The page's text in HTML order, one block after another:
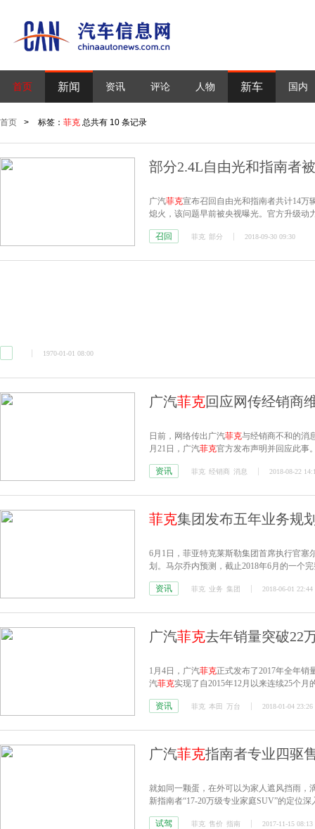
首页 新闻 资讯 评论 人物 新车 国内
首页 > 标签： 菲克 总共有 10 条记录
部分2.4L自由光和指南者
广汽菲克宣布召回自由光和指南者共计14万
熄火，该问题早前被央视曝光。官方升级动
召回
菲克 部分 2018-09-30 09:30
1970-01-01 08:00
广汽菲克回应网传经销商
日前，网络传出广汽菲克与经销商不和的消
月21日，广汽菲克官方发布声明并回应此事
资讯 菲克 经销商 消息 2018-08-22
菲克集团发布五年业务规
6月1日，菲亚特克莱斯勒集团首席执行官塞
划。马尔乔内预测，截止2018年6月的一个
资讯 菲克 业务 集团 2018-06-01 22:44
广汽菲克去年销量突破22
1月4日，广汽菲克正式发布了2017年全年销
汽菲克实现了自2015年12月以来连续25个月
资讯 菲克 本田 万台 2018-01-04 23:26
广汽菲克指南者专业四驱
就如同一颗蛋，在外可以为家人遮风挡雨，
新指南者“17-20万级专业家庭SUV”的定位深
试驾 菲克 售价 指南 2017-11-15 08:13